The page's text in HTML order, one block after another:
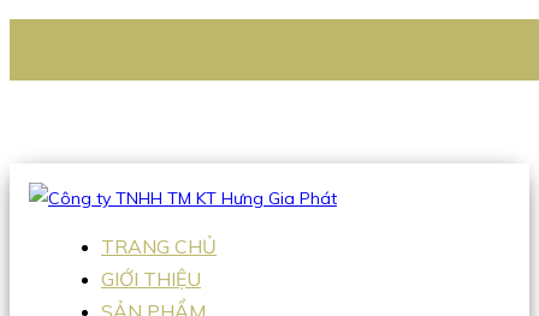
Hotline:0938 336 079
TRANG CHỦ
GIỚI THIỆU
SẢN PHẨM